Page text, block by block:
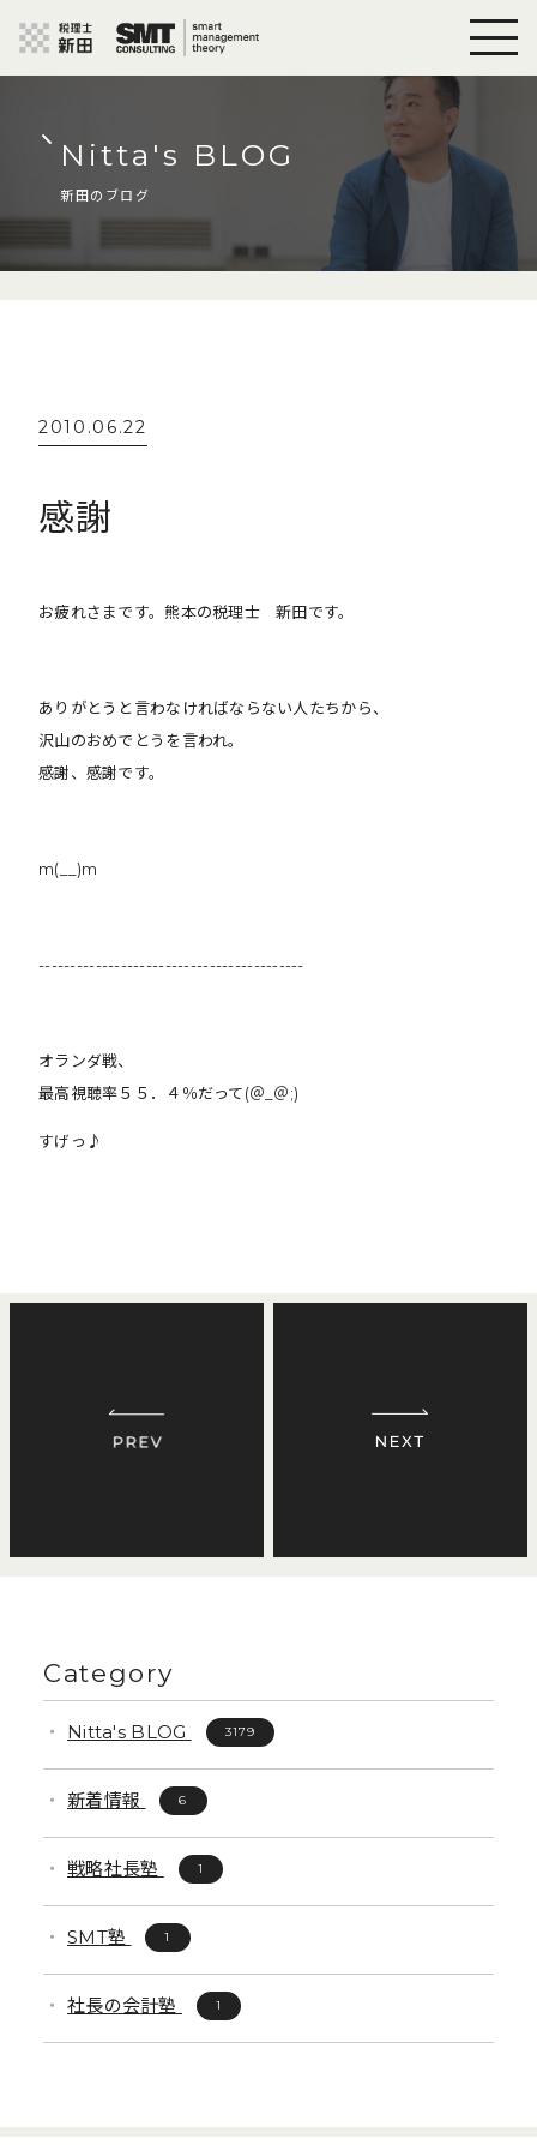
Nitta's BLOG
新田のブログ
2010.06.22
感謝
お疲れさまです。熊本の税理士 新田です。
ありがとうと言わなければならない人たちから、
沢山のおめでとうを言われ。
感謝、感謝です。
m(__)m
------------------------------------------
オランダ戦、
最高視聴率５５．４％だって(＠_＠;)
すげっ♪
Category
Nitta's BLOG 3179
新着情報 6
戦略社長塾 1
SMT塾 1
社長の会計塾 1